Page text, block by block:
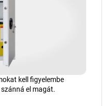
kell figyelembe
el magát.